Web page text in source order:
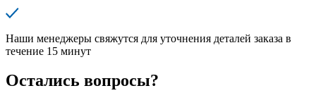
Наши менеджеры свяжутся для уточнения деталей заказа в
течение 15 минут
Остались вопросы?